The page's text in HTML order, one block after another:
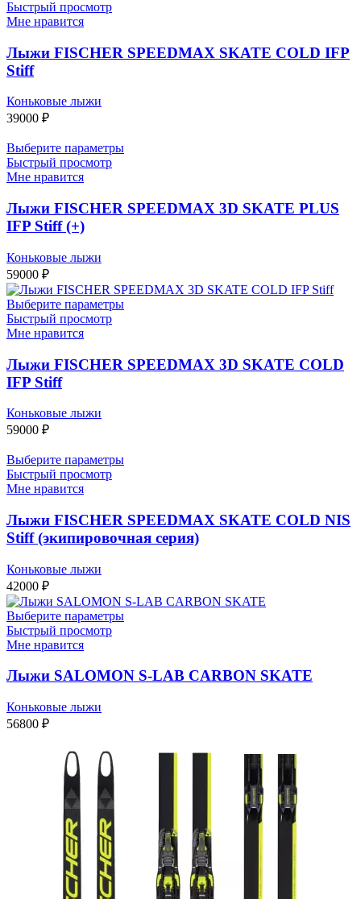
Быстрый просмотр
Мне нравится
Лыжи FISCHER SPEEDMAX SKATE COLD IFP
Stiff
Коньковые лыжи
39000 ₽
Выберите параметры
Быстрый просмотр
Мне нравится
Лыжи FISCHER SPEEDMAX 3D SKATE PLUS
IFP Stiff (+)
Коньковые лыжи
59000 ₽
Выберите параметры
Быстрый просмотр
Мне нравится
Лыжи FISCHER SPEEDMAX 3D SKATE COLD
IFP Stiff
Коньковые лыжи
59000 ₽
Выберите параметры
Быстрый просмотр
Мне нравится
Лыжи FISCHER SPEEDMAX SKATE COLD NIS
Stiff (экипировочная серия)
Коньковые лыжи
42000 ₽
Выберите параметры
Быстрый просмотр
Мне нравится
Лыжи SALOMON S-LAB CARBON SKATE
Коньковые лыжи
56800 ₽